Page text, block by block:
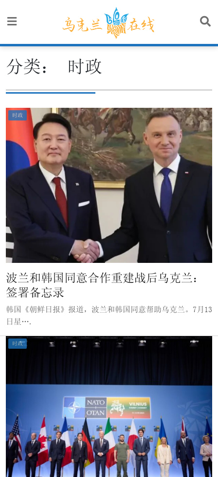
分类： 时政
时政
波兰和韩国同意合作重建战后乌克兰：
签署备忘录
韩国《朝鲜日报》报道，波兰和韩国同意帮助乌克兰。7月13
日星….
时政